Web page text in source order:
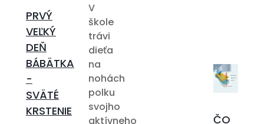
PRVÝ
VEĽKÝ
DEŇ
BÁBÄTKA
-
SVÄTÉ
KRSTENIE
V
škole
trávi
dieťa
na
nohách
polku
svojho
aktívneho
ČO